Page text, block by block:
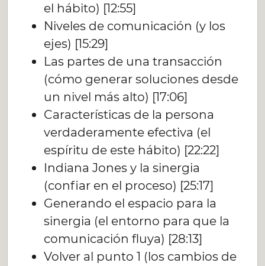
el hábito) [12:55]
Niveles de comunicación (y los
ejes) [15:29]
Las partes de una transacción
(cómo generar soluciones desde
un nivel más alto) [17:06]
Características de la persona
verdaderamente efectiva (el
espíritu de este hábito) [22:22]
Indiana Jones y la sinergia
(confiar en el proceso) [25:17]
Generando el espacio para la
sinergia (el entorno para que la
comunicación fluya) [28:13]
Volver al punto 1 (los cambios de